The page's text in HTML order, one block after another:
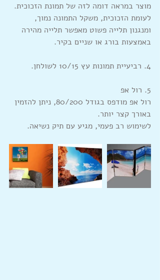
מוצר במראה דומה לזה של תמונת הזכוכית.
לעומת הזכוכית, משקל התמונה נמוך,
ומנגנון תלייה פשוט מאפשר תלייה מהירה
באמצעות בורג או שניים בקיר.
4. רביעיית תמונות עץ 10/15 לשולחן.
5. רול אפ
רול אפ מודפס בגודל 80/200, ניתן להזמין
באורך קצר יותר.
לשימוש רב פעמי, מגיע עם תיק נשיאה.